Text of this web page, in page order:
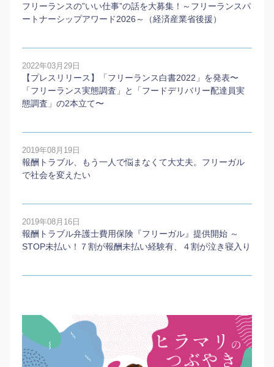
フリーランスの”いい仕事”の話を大募集！～フリーランスパ
ートナーシップアワード2026～（経済産業省後援）
2022年03月29日
【プレスリリース】「フリーランス白書2022」を発表〜
「フリーランス実態調査」と「フードデリバリー配達員実
態調査」の2本⽴て〜
2019年08月19日
報酬トラブル、もう一人で悩まなくて大丈夫。フリーガル
で社会を変えたい
2019年08月16日
報酬トラブル弁護士費用保険『フリーガル』提供開始 ～
STOP未払い！７割が報酬未払い経験有、４割が泣き寝入り